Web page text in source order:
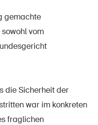
gemachte
vom
die Sicherheit der
war im konkreten
fraglichen